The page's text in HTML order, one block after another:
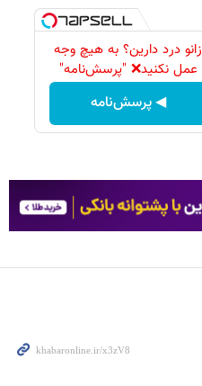
زانو درد دارین؟ به هیچ وجه
عمل نکنید❌ "پرسش‌نامه"
◀ پرسش‌نامه